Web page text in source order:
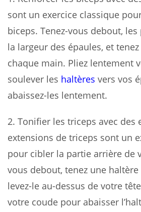
sont un exercice classique
biceps. Tenez-vous debout,
la largeur des épaules, et
chaque main. Pliez lentement
soulever les haltères vers vos
abaissez-les lentement.
2. Tonifier les triceps avec des
extensions de triceps sont un
pour cibler la partie arrière de
vous debout, tenez une
levez-le au-dessus de votre
votre coude pour abaisser